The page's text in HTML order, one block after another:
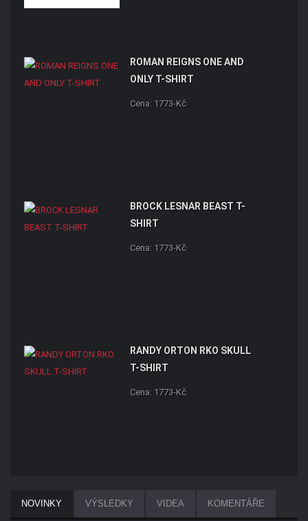
ROMAN REIGNS ONE AND
ONLY T-SHIRT
Cena: 1773-Kč
BROCK LESNAR BEAST T-
SHIRT
Cena: 1773-Kč
RANDY ORTON RKO SKULL
T-SHIRT
Cena: 1773-Kč
NOVINKY VÝSLEDKY VIDEA KOMENTÁŘE